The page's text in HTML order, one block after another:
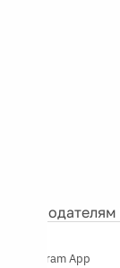
Рекламодателям
Telegram App